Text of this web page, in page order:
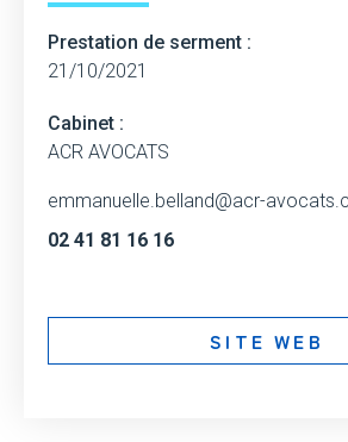
Prestation de serment :
21/10/2021
Cabinet :
ACR AVOCATS
emmanuelle.belland@acr-
02 41 81 16 16
SITE WEB